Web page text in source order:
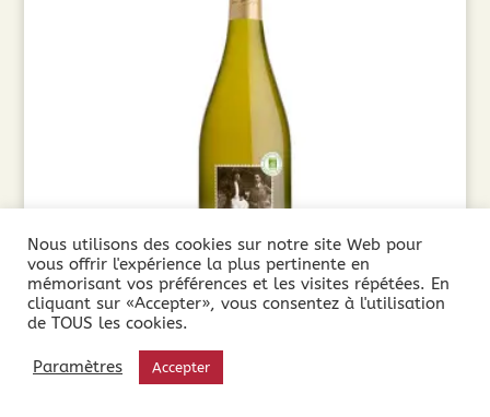
Paul Mas 1892 Blanc BIO (75cl) 2025
7,50€
Nous utilisons des cookies sur notre site Web pour
vous offrir l'expérience la plus pertinente en
mémorisant vos préférences et les visites répétées. En
cliquant sur «Accepter», vous consentez à l'utilisation
de TOUS les cookies.
Paramètres Accepter